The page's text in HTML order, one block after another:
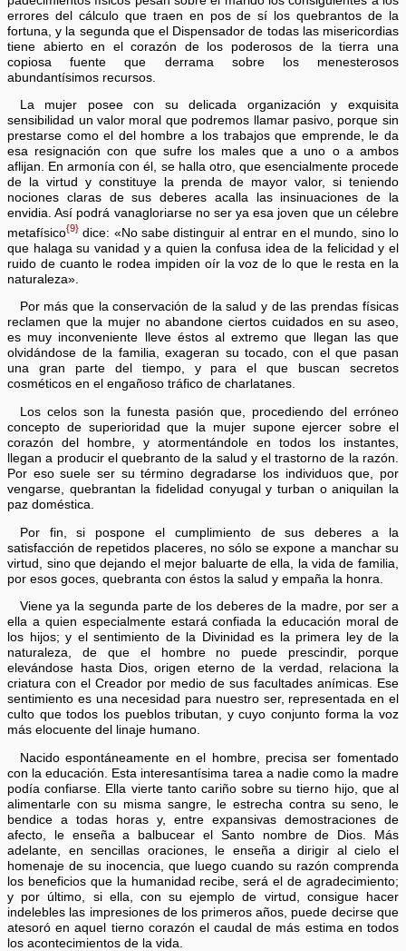
errores del cálculo que traen en pos de sí los quebrantos de la
fortuna, y la segunda que el Dispensador de todas las misericordias
tiene abierto en el corazón de los poderosos de la tierra una
copiosa fuente que derrama sobre los menesterosos
abundantísimos recursos.
La mujer posee con su delicada organización y exquisita
sensibilidad un valor moral que podremos llamar pasivo, porque sin
prestarse como el del hombre a los trabajos que emprende, le da
esa resignación con que sufre los males que a uno o a ambos
aflijan. En armonía con él, se halla otro, que esencialmente procede
de la virtud y constituye la prenda de mayor valor, si teniendo
nociones claras de sus deberes acalla las insinuaciones de la
envidia. Así podrá vanagloriarse no ser ya esa joven que un célebre
metafísico{9} dice: «No sabe distinguir al entrar en el mundo, sino lo
que halaga su vanidad y a quien la confusa idea de la felicidad y el
ruido de cuanto le rodea impiden oír la voz de lo que le resta en la
naturaleza».
Por más que la conservación de la salud y de las prendas físicas
reclamen que la mujer no abandone ciertos cuidados en su aseo,
es muy inconveniente lleve éstos al extremo que llegan las que
olvidándose de la familia, exageran su tocado, con el que pasan
una gran parte del tiempo, y para el que buscan secretos
cosméticos en el engañoso tráfico de charlatanes.
Los celos son la funesta pasión que, procediendo del erróneo
concepto de superioridad que la mujer supone ejercer sobre el
corazón del hombre, y atormentándole en todos los instantes,
llegan a producir el quebranto de la salud y el trastorno de la razón.
Por eso suele ser su término degradarse los individuos que, por
vengarse, quebrantan la fidelidad conyugal y turban o aniquilan la
paz doméstica.
Por fin, si pospone el cumplimiento de sus deberes a la
satisfacción de repetidos placeres, no sólo se expone a manchar su
virtud, sino que dejando el mejor baluarte de ella, la vida de familia,
por esos goces, quebranta con éstos la salud y empaña la honra.
Viene ya la segunda parte de los deberes de la madre, por ser a
ella a quien especialmente estará confiada la educación moral de
los hijos; y el sentimiento de la Divinidad es la primera ley de la
naturaleza, de que el hombre no puede prescindir, porque
elevándose hasta Dios, origen eterno de la verdad, relaciona la
criatura con el Creador por medio de sus facultades anímicas. Ese
sentimiento es una necesidad para nuestro ser, representada en el
culto que todos los pueblos tributan, y cuyo conjunto forma la voz
más elocuente del linaje humano.
Nacido espontáneamente en el hombre, precisa ser fomentado
con la educación. Esta interesantísima tarea a nadie como la madre
podía confiarse. Ella vierte tanto cariño sobre su tierno hijo, que al
alimentarle con su misma sangre, le estrecha contra su seno, le
bendice a todas horas y, entre expansivas demostraciones de
afecto, le enseña a balbucear el Santo nombre de Dios. Más
adelante, en sencillas oraciones, le enseña a dirigir al cielo el
homenaje de su inocencia, que luego cuando su razón comprenda
los beneficios que la humanidad recibe, será el de agradecimiento;
y por último, si ella, con su ejemplo de virtud, consigue hacer
indelebles las impresiones de los primeros años, puede decirse que
atesoró en aquel tierno corazón el caudal de más estima en todos
los acontecimientos de la vida.